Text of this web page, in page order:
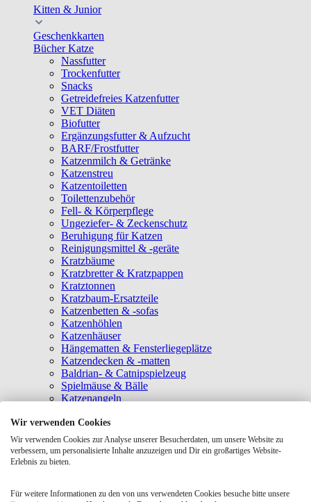
Kitten & Junior
Geschenkkarten
Bücher Katze
Nassfutter
Trockenfutter
Snacks
Getreidefreies Katzenfutter
VET Diäten
Biofutter
Ergänzungsfutter & Aufzucht
BARF/Frostfutter
Katzenmilch & Getränke
Katzenstreu
Katzentoiletten
Toilettenzubehör
Fell- & Körperpflege
Ungeziefer- & Zeckenschutz
Beruhigung für Katzen
Reinigungsmittel & -geräte
Kratzbäume
Kratzbretter & Kratzpappen
Kratztonnen
Kratzbaum-Ersatzteile
Katzenbetten & -sofas
Katzenhöhlen
Katzenhäuser
Hängematten & Fensterliegeplätze
Katzendecken & -matten
Baldrian- & Catnipspielzeug
Spielmäuse & Bälle
Katzenangeln
Laserpointer & Elektrospielzeug
Katzentunnel
Clicker & Target Sticks für Katzen
Weiteres Katzenspielzeug
Tragetaschen
Wir verwenden Cookies
Wir verwenden Cookies zur Analyse unserer Besucherdaten, um unsere Website zu
verbessern, um personalisierte Inhalte anzuzeigen und Dir ein großartiges Website-
Erlebnis zu bieten.
Für weitere Informationen zu den von uns verwendeten Cookies besuche bitte unsere